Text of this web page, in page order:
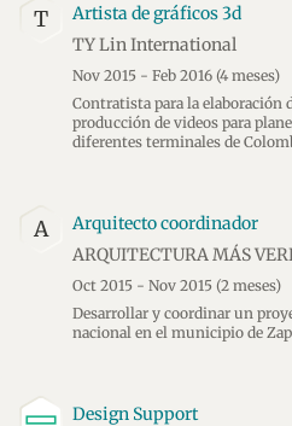
T
Artista de gráficos 3d
TY Lin International
Nov 2015 - Feb 2016 (4 meses)
Contratista para la elaboración
producción de videos para
diferentes terminales de
A
Arquitecto coordinador
ARQUITECTURA MÁS
Oct 2015 - Nov 2015 (2 meses)
Desarrollar y coordinar un
nacional en el municipio de
Design Support